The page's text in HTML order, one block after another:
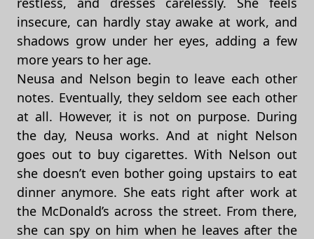
insecure, can hardly stay awake at work, and
shadows grow under her eyes, adding a few
more years to her age.
Neusa and Nelson begin to leave each other
notes. Eventually, they seldom see each other
at all. However, it is not on purpose. During
the day, Neusa works. And at night Nelson
goes out to buy cigarettes. With Nelson out
she doesn’t even bother going upstairs to eat
dinner anymore. She eats right after work at
the McDonald’s across the street. From there,
she can spy on him when he leaves after the